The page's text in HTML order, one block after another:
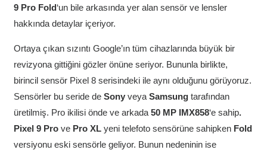
9 Pro Fold‘un bile arkasında yer alan sensör ve lensler
hakkında detaylar içeriyor.
Ortaya çıkan sızıntı Google’ın tüm cihazlarında büyük bir
revizyona gittiğini gözler önüne seriyor. Bununla birlikte,
birincil sensör Pixel 8 serisindeki ile aynı olduğunu görüyoruz.
Sensörler bu seride de Sonyveya Samsungtarafından
üretilmiş. Pro ikilisi önde ve arkada 50 MP IMX858‘e sahip.
Pixel 9 Prove Pro XLyeni telefoto sensörüne sahipken Fold
versiyonu eski sensörle geliyor. Bunun nedeninin ise